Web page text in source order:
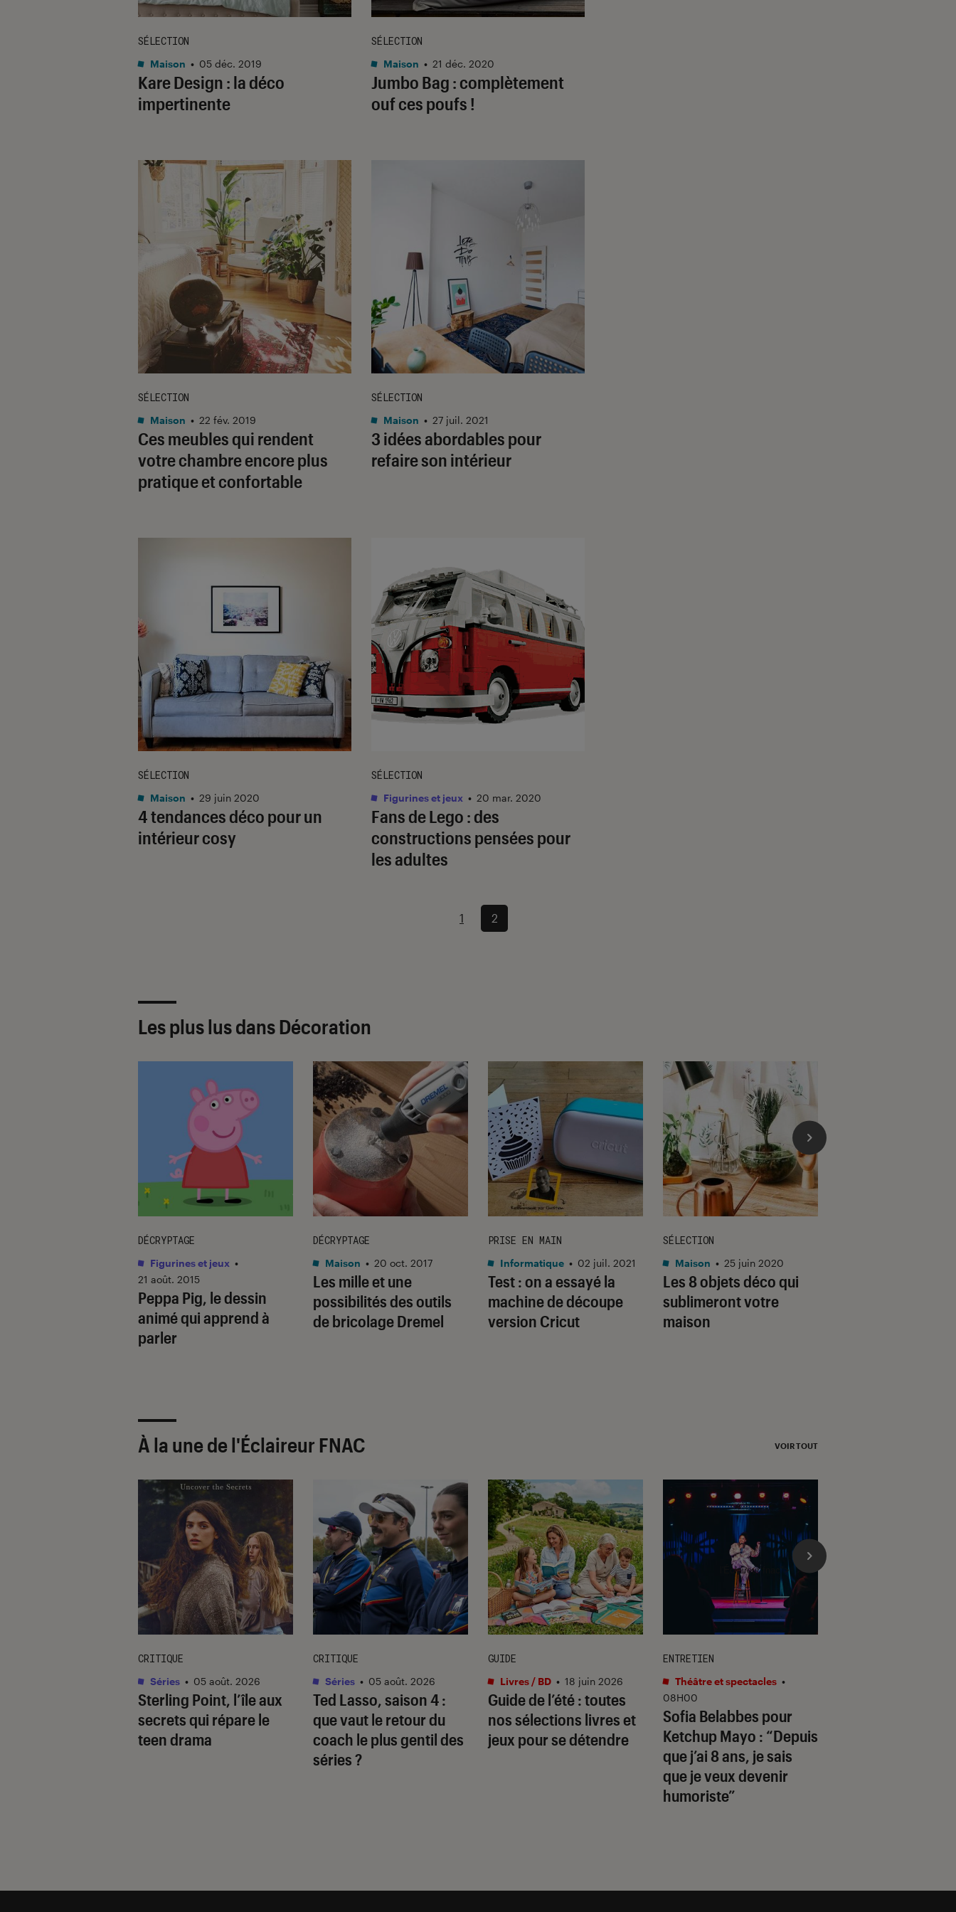
Kare Design : la déco
impertinente
SÉLECTION
Maison • 05 déc. 2019
Jumbo Bag : complètement
ouf ces poufs !
SÉLECTION
Maison • 21 déc. 2020
Ces meubles qui rendent
votre chambre encore plus
pratique et confortable
SÉLECTION
Maison • 22 fév. 2019
3 idées abordables pour
refaire son intérieur
SÉLECTION
Maison • 27 juil. 2021
4 tendances déco pour un
intérieur cosy
SÉLECTION
Maison • 29 juin 2020
Fans de Lego : des
constructions pensées pour
les adultes
SÉLECTION
Figurines et jeux • 20 mar. 2020
1 2
Les plus lus dans Décoration
Peppa Pig, le dessin
animé qui apprend à
parler
DÉCRYPTAGE
Figurines et jeux •
21 août. 2015
Les mille et une
possibilités des outils
de bricolage Dremel
DÉCRYPTAGE
Maison • 20 oct. 2017
Test : on a essayé la
machine de découpe
version Cricut
PRISE EN MAIN
Informatique • 02 juil. 2021
Les 8 objets déco qui
sublimeront votre
maison
SÉLECTION
Maison • 25 juin 2020
À la une de l'Éclaireur FNAC VOIR TOUT
Sterling Point, l’île aux
secrets qui répare le
teen drama
CRITIQUE
Séries • 05 août. 2026
Ted Lasso, saison 4 :
que vaut le retour du
coach le plus gentil des
séries ?
CRITIQUE
Séries • 05 août. 2026
Guide de l’été : toutes
nos sélections livres et
jeux pour se détendre
GUIDE
Livres / BD • 18 juin 2026
Sofia Belabbes pour
Ketchup Mayo : “Depuis
que j’ai 8 ans, je sais
que je veux devenir
humoriste”
ENTRETIEN
Théâtre et spectacles •
08H00
l'Éclaireur fnac">